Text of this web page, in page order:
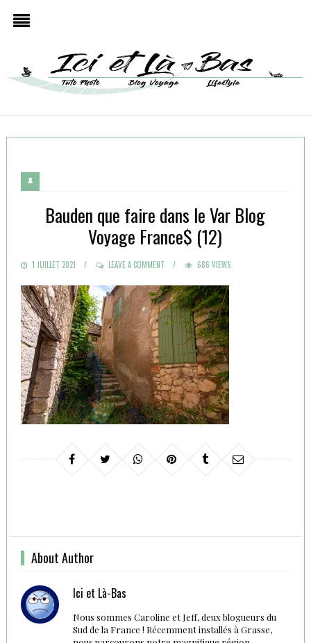
Bauden que faire dans le Var Blog
Voyage France$ (12)
POSTED
1 JUILLET 2021 LEAVE A COMMENT 686 VIEWS
About Author
Ici et Là-Bas
Nous sommes Caroline et Jeff, deux blogueurs du
Sud de la France ! Récemment installés à Grasse,